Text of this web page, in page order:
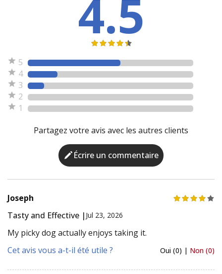
4.5
5
4
3
2
1
Partagez votre avis avec les autres clients
Écrire un commentaire
Joseph
Tasty and Effective | Jul 23, 2026
My picky dog actually enjoys taking it.
Cet avis vous a-t-il été utile ?
Oui (0) | Non (0)